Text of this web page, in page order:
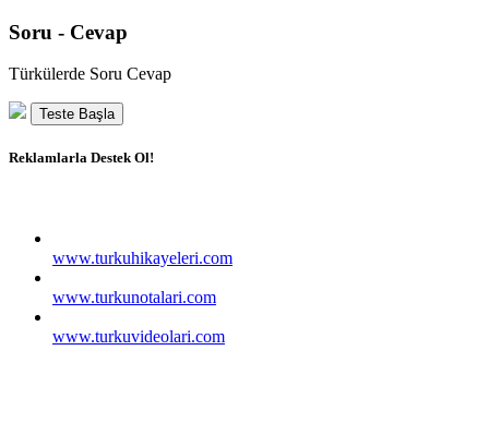
Soru - Cevap
Türkülerde Soru Cevap
Teste Başla
Reklamlarla Destek Ol!
www.turkuhikayeleri.com
www.turkunotalari.com
www.turkuvideolari.com